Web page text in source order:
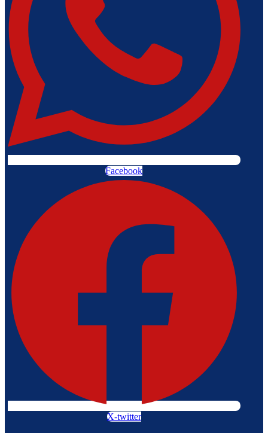
Facebook
X-twitter